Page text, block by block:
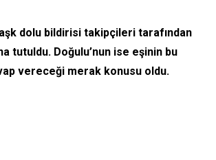
dolu bildirisi takipçileri tarafından
tutuldu. Doğulu’nun ise eşinin bu
vereceği merak konusu oldu.